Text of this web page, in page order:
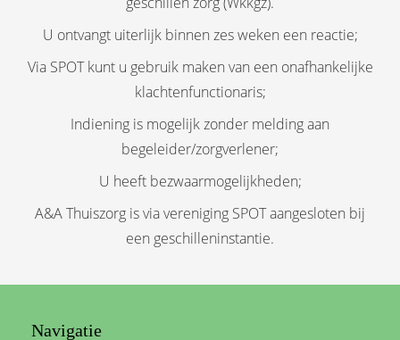
U ontvangt uiterlijk binnen zes weken een reactie;
Via SPOT kunt u gebruik maken van een onafhankelijke
klachtenfunctionaris;
Indiening is mogelijk zonder melding aan
begeleider/zorgverlener;
U heeft bezwaarmogelijkheden;
A&A Thuiszorg is via vereniging SPOT aangesloten bij
een geschilleninstantie.
Navigatie